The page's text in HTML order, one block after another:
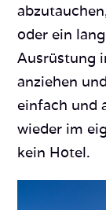
oder ein
Ausrüstung
anziehen
einfach und
wieder im
kein Hotel.